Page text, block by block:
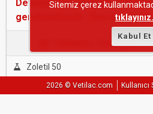
Devamını görebilmek için üye
gerekmektedir. Üye olmak için
'Tiletamin / Zolezepam'
Zoletil 50
2026 © Vetilac.com
Sitemiz çerez
tıklayınız.
Kabul Et